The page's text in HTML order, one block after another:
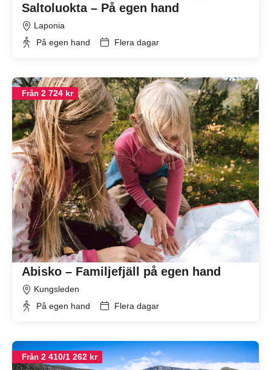
Saltoluokta – På egen hand
Laponia
På egen hand
Flera dagar
Abisko – Familjefjäll på egen hand
Kungsleden
På egen hand
Flera dagar
Från 2 724 kr
Från 2 410/1 262 kr